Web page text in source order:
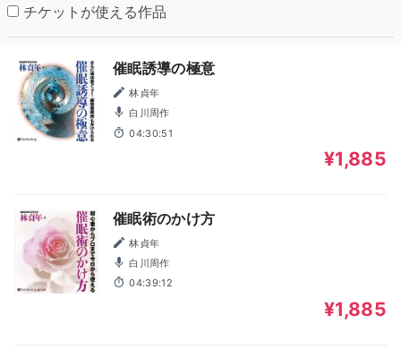
チケットが使える作品
催眠誘導の極意
林貞年
白川周作
04:30:51
¥1,885
催眠術のかけ方
林貞年
白川周作
04:39:12
¥1,885